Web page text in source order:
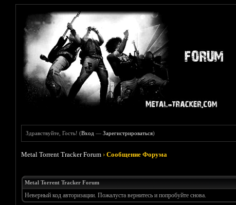
Здравствуйте, Гость! (Вход —Зарегистрироваться)
Metal Torrent Tracker Forum ›Сообщение Форума
Metal Torrent Tracker Forum
Неверный код авторизации. Пожалуста вернитесь и попробуйте снова.